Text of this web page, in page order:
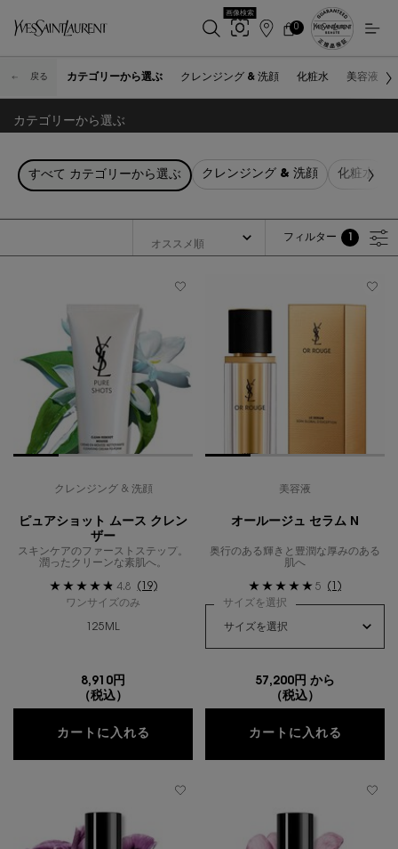
画像検索
店
検
カ
0
0 カート内の製品
戻る カテゴリーから選ぶ クレンジング & 洗顔 化粧水 美容液
カテゴリーから選ぶ
すべて カテゴリーから選ぶ クレンジング & 洗顔 化粧水
フィルター
フィルターメニュー
1
フィルターが適用され
クレンジング & 洗顔
ピュアショット ムース クレン
ザー
スキンケアのファーストステップ。
潤ったクリーンな素肌へ。
4.8
(19)
ワンサイズのみ
125ML
8,910円
（税込）
カートに入れる ピュアショット ムース クレンザー
美容液
オールージュ セラム N
奥行のある輝きと豊潤な厚みのある
肌へ
5
(1)
サイズを選択
57,200円 から
（税込）
カートに入れる